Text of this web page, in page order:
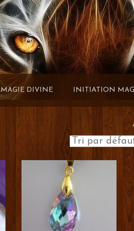
MAGIE DIVINE INITIATION